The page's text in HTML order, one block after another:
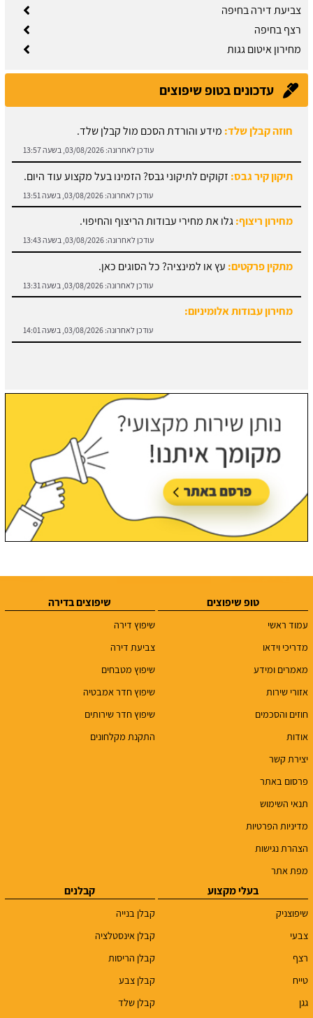
צביעת דירה בחיפה
רצף בחיפה
מחירון איטום גגות
עדכונים בטופ שיפוצים
חוזה קבלן שלד: מידע והורדת הסכם מול קבלן שלד.
עודכן לאחרונה: 03/08/2026, בשעה 13:57
תיקון קיר גבס: זקוקים לתיקוני גבס? הזמינו בעל מקצוע עוד היום.
עודכן לאחרונה: 03/08/2026, בשעה 13:51
מחירון ריצוף: גלו את מחירי עבודות הריצוף והחיפוי.
עודכן לאחרונה: 03/08/2026, בשעה 13:43
מתקין פרקטים: עץ או למינציה? כל הסוגים כאן.
עודכן לאחרונה: 03/08/2026, בשעה 13:31
מחירון עבודות אלומיניום:
עודכן לאחרונה: 03/08/2026, בשעה 14:01
טופ שיפוצים
עמוד ראשי
מדריכי וידאו
מאמרים ומידע
אזורי שירות
חוזים והסכמים
אודות
יצירת קשר
פרסום באתר
תנאי השימוש
מדיניות הפרטיות
הצהרת נגישות
מפת אתר
שיפוצים בדירה
שיפוץ דירה
צביעת דירה
שיפוץ מטבחים
שיפוץ חדר אמבטיה
שיפוץ חדר שירותים
התקנת מקלחונים
בעלי מקצוע
שיפוצניק
צבעי
רצף
טייח
גגן
קבלנים
קבלן בנייה
קבלן אינסטלציה
קבלן הריסות
קבלן צבע
קבלן שלד